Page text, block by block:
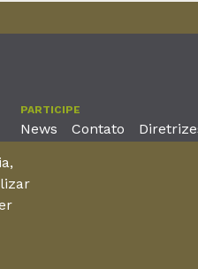
PARTICIPE
News Contato